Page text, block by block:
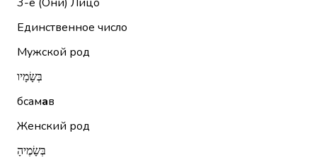
Единственное число
Мужской род
בְּשָׂמָיו
бсамав
Женский род
בְּשָׂמֶיהָ